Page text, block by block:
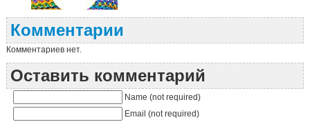
Комментарии
Комментариев нет.
Оставить комментарий
Name (not required)
Email (not required)